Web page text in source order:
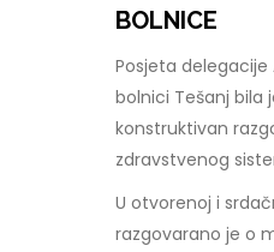
BOLNICE
Posjeta delegacije
bolnici Tešanj bila
konstruktivan
zdravstvenog
U otvorenoj i
razgovarano je o